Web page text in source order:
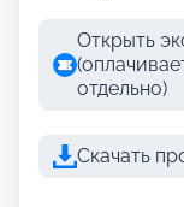
Открыть
отдельно)
Скачать